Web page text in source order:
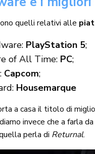
quelli relativi alle
PlayStation 5;
of All Time: PC;
Capcom;
Housemarque
a casa il titolo di
invece che a farla
perla di Returnal.